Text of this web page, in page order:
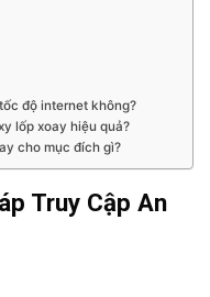
độ internet không?
lốp xoay hiệu quả?
cho mục đích gì?
Truy Cập An